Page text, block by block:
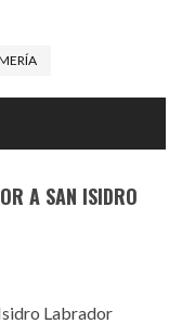
A SAN ISIDRO
Labrador